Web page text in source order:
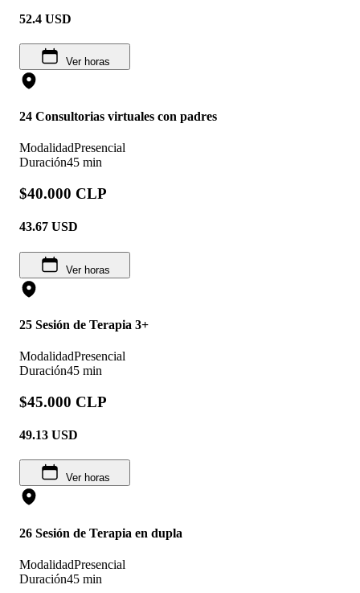
52.4 USD
Ver horas
24 Consultorias virtuales con padres
ModalidadPresencial
Duración45 min
$40.000 CLP
43.67 USD
Ver horas
25 Sesión de Terapia 3+
ModalidadPresencial
Duración45 min
$45.000 CLP
49.13 USD
Ver horas
26 Sesión de Terapia en dupla
ModalidadPresencial
Duración45 min